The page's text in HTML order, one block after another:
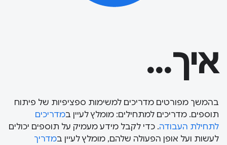
איך...
בהמשך מפורטים מדריכים למשימות ספציפיות של פיתוח
תוספים. מדריכים למתחילים: מומלץ לעיין במדריכים
לתחילת העבודה. כדי לקבל מידע מעמיק על תוספים יכולים
לעשות ועל אופן הפעולה שלהם, מומלץ לעיין במדריך